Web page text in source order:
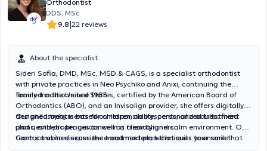
Orthodontist
DDS, MSc
9.8|22 reviews
About the specialist
Sideri Sofia, DMD, MSc, MSD & CAGS, is a specialist orthodontist
with private practices in Neo Psychiko and Anixi, continuing the
family tradition since 1983.
Trained in the United States, certified by the American Board of
Orthodontics (ABO), and an Invisalign provider, she offers digitally
designed treatments for children, adolescents, and adults: fixed
and aesthetic braces as well as clear aligners.
Our philosophy is based on responsibility, personalized treatment
plans, and proper guidance in a friendly and calm environment. Our
team combines experience and modern techniques to ensure that
Contact us to discuss the treatment plan that suits your smile!